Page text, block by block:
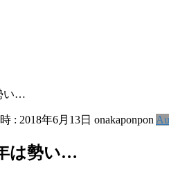
い…
: 2018年6月13日 onakaponpon
は勢い…